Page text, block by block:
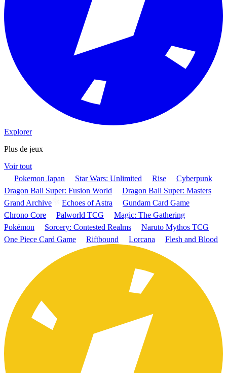
Explorer
Plus de jeux
Voir tout
Pokemon Japan
Star Wars: Unlimited Rise
Cyberpunk
Dragon Ball Super: Fusion World
Dragon Ball Super: Masters
Grand Archive
Echoes of Astra
Gundam Card Game
Chrono Core
Palworld TCG
Magic: The Gathering
Pokémon
Sorcery: Contested Realms
Naruto Mythos TCG
One Piece Card Game
Riftbound Lorcana Flesh and Blood